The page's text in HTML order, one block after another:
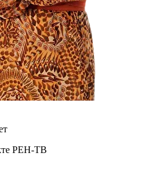
РЕН-ТВ